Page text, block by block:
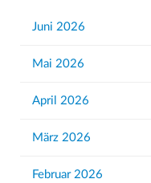
Juni 2026
Mai 2026
April 2026
März 2026
Februar 2026